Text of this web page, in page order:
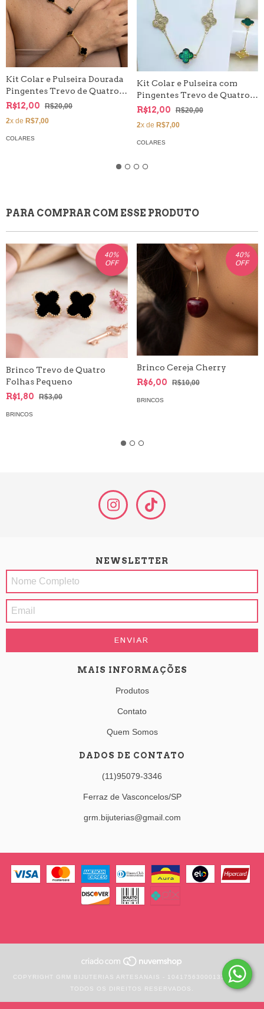
Kit Colar e Pulseira Dourada
Pingentes Trevo de Quatro
Folhas Modelo Grande
R$12,00
R$20,00
2x de R$7,00
COLARES
Kit Colar e Pulseira com
Pingentes Trevo de Quatro
Folhas Modelo Grande |
Destaque
R$12,00
R$20,00
2x de R$7,00
COLARES
PARA COMPRAR COM ESSE PRODUTO
40%
OFF
Brinco Trevo de Quatro
Folhas Pequeno
R$1,80
R$3,00
BRINCOS
40%
OFF
Brinco Cereja Cherry
R$6,00
R$10,00
BRINCOS
NEWSLETTER
MAIS INFORMAÇÕES
Produtos
Contato
Quem Somos
DADOS DE CONTATO
(11)95079-3346
Ferraz de Vasconcelos/SP
grm.bijuterias@gmail.com
COPYRIGHT GRM BIJUTERIAS ARTESANAIS - 10417563000133 - 2026.
TODOS OS DIREITOS RESERVADOS.